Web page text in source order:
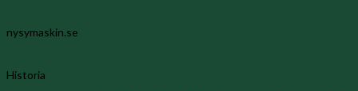
nysymaskin.se
Historia